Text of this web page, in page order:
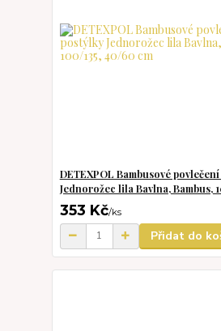
DETEXPOL Bambusové
Jednorožec lila Bavlna, Bambus,
353 Kč/ks
Přidat do